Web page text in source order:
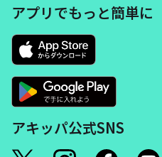
アプリでもっと簡単に
アキッパ公式SNS